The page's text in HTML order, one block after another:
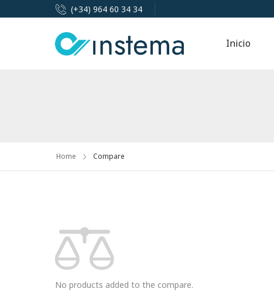
(+34) 964 60 34 34
Inicio
Home Compare
No products added to the compare.